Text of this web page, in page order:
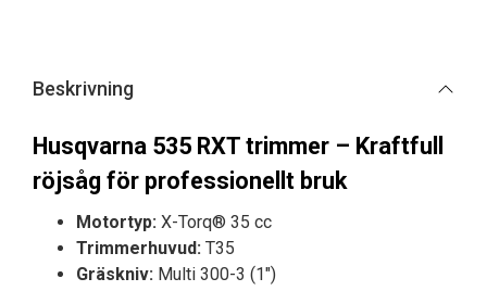
Beskrivning
Husqvarna 535 RXT trimmer – Kraftfull
röjsåg för professionellt bruk
Motortyp: X-Torq® 35 cc
Trimmerhuvud: T35
Gräskniv: Multi 300-3 (1″)